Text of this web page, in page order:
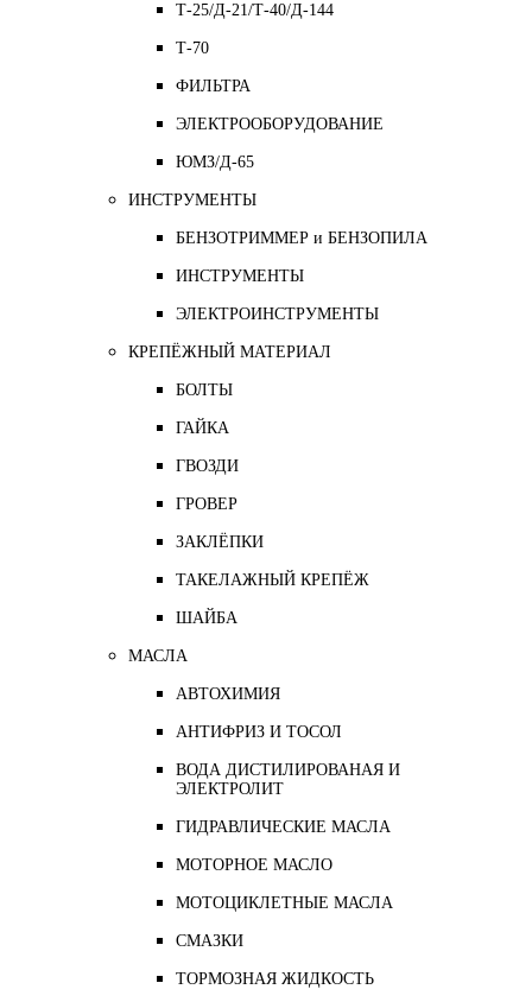
Т-25/Д-21/Т-40/Д-144
Т-70
ФИЛЬТРА
ЭЛЕКТРООБОРУДОВАНИЕ
ЮМЗ/Д-65
ИНСТРУМЕНТЫ
БЕНЗОТРИММЕР и БЕНЗОПИЛА
ИНСТРУМЕНТЫ
ЭЛЕКТРОИНСТРУМЕНТЫ
КРЕПЁЖНЫЙ МАТЕРИАЛ
БОЛТЫ
ГАЙКА
ГВОЗДИ
ГРОВЕР
ЗАКЛЁПКИ
ТАКЕЛАЖНЫЙ КРЕПЁЖ
ШАЙБА
МАСЛА
АВТОХИМИЯ
АНТИФРИЗ И ТОСОЛ
ВОДА ДИСТИЛИРОВАНАЯ И
ЭЛЕКТРОЛИТ
ГИДРАВЛИЧЕСКИЕ МАСЛА
МОТОРНОЕ МАСЛО
МОТОЦИКЛЕТНЫЕ МАСЛА
СМАЗКИ
ТОРМОЗНАЯ ЖИДКОСТЬ